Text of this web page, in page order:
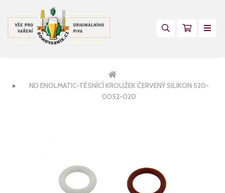
ND ENOLMATIC-TĚSNÍCÍ KROUŽEK ČERVENÝ SILIKON 520-
0052-020